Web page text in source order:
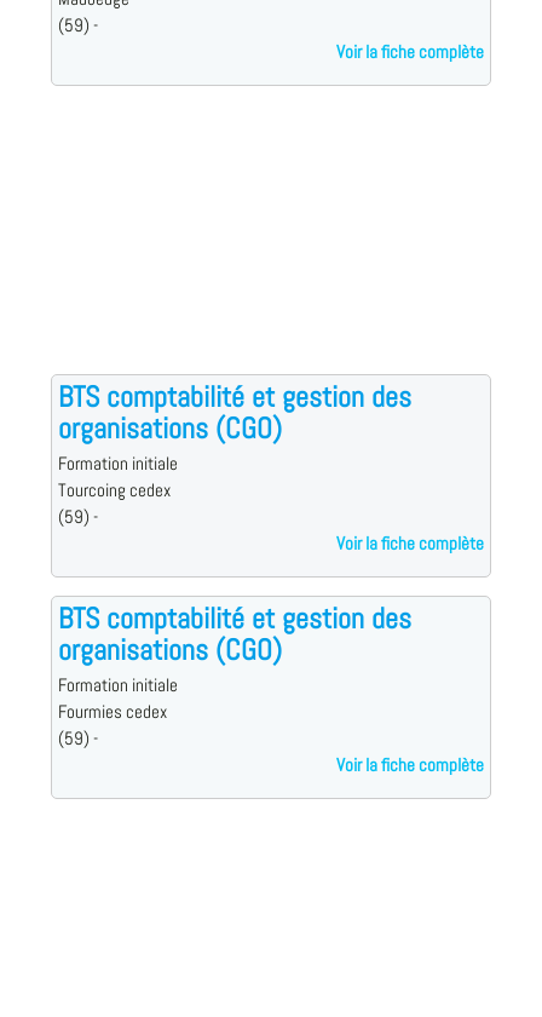
(59) -
Voir la fiche complète
BTS comptabilité et gestion des
organisations (CGO)
Formation initiale
Tourcoing cedex
(59) -
Voir la fiche complète
BTS comptabilité et gestion des
organisations (CGO)
Formation initiale
Fourmies cedex
(59) -
Voir la fiche complète